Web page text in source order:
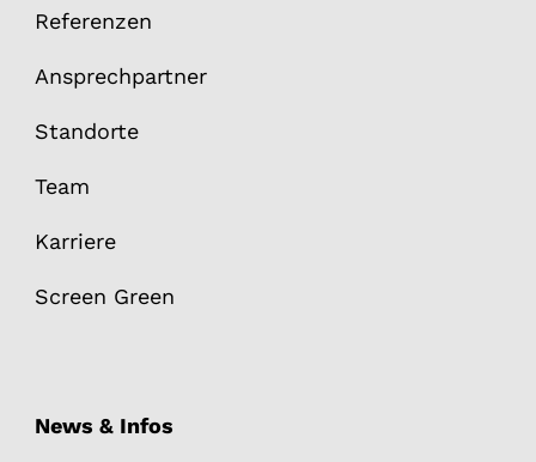
Referenzen
Ansprechpartner
Standorte
Team
Karriere
Screen Green
News & Infos